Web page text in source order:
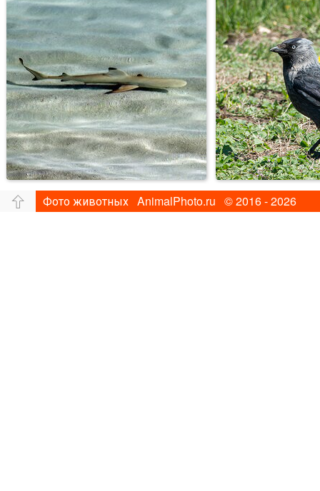
Фото животных AnimalPhoto.ru © 2016 - 2026